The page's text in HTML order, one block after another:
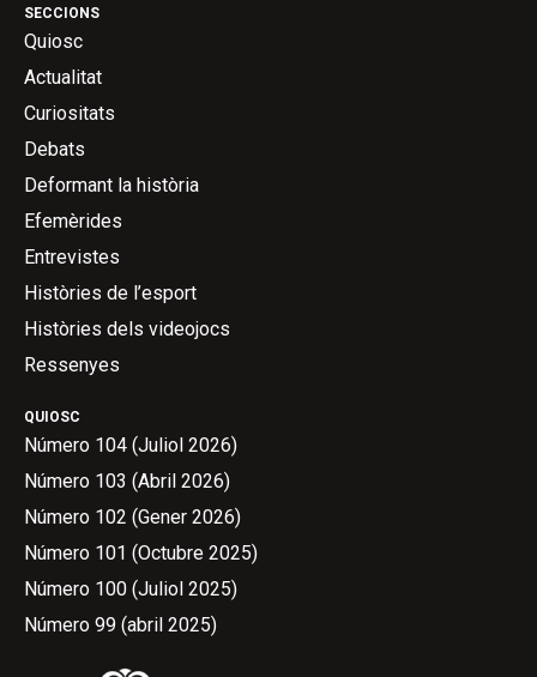
QUIOSC
Número 104 (Juliol 2026)
Número 103 (Abril 2026)
Número 102 (Gener 2026)
Número 101 (Octubre 2025)
Número 100 (Juliol 2025)
Número 99 (abril 2025)
SECCIONS
Quiosc
Actualitat
Curiositats
Debats
Deformant la història
Efemèrides
Entrevistes
Històries de l’esport
Històries dels videojocs
Ressenyes